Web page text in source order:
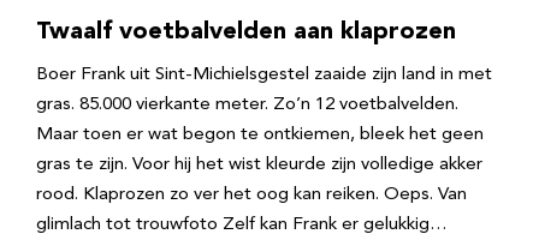
Twaalf voetbalvelden aan klaprozen
Boer Frank uit Sint-Michielsgestel zaaide zijn land in met
gras. 85.000 vierkante meter. Zo’n 12 voetbalvelden.
Maar toen er wat begon te ontkiemen, bleek het geen
gras te zijn. Voor hij het wist kleurde zijn volledige akker
rood. Klaprozen zo ver het oog kan reiken. Oeps. Van
glimlach tot trouwfoto Zelf kan Frank er gelukkig…